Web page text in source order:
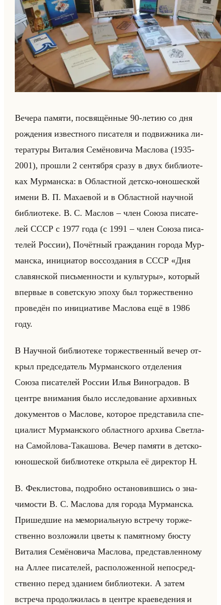
Ве­че­ра па­мя­ти, по­свя­щён­ные 90-летию со дня
рож­де­ния из­вест­но­го пи­са­те­ля и по­движ­ни­ка ли­
те­ра­ту­ры Ви­та­лия Се­мё­но­ви­ча Мас­ло­ва (1935-
2001), про­шли 2 сен­тяб­ря сразу в двух биб­лио­те­
ках Мур­ман­ска: в Об­ласт­ной дет­ско-юно­ше­ской
имени В. П. Ма­ха­евой и в Об­ласт­ной на­уч­ной
биб­лио­те­ке. В. С. Мас­лов – член Союза пи­са­те­
лей СССР с 1977 года (с 1991 – член Союза пи­са­
те­лей Рос­сии), По­чёт­ный граж­да­нин го­ро­да Мур­
ман­ска, ини­ци­атор вос­со­зда­ния в СССР «Дня
славянской письменности и культуры», ко­то­рый
впер­вые в со­вет­скую эпоху был тор­же­ствен­но
про­ве­дён по ини­ци­ати­ве Мас­ло­ва ещё в 1986
году.
В На­уч­ной биб­лио­те­ке тор­же­ствен­ный вечер от­
крыл пред­се­да­тель Мур­ман­ско­го от­де­ле­ния
Союза пи­са­те­лей Рос­сии Илья Ви­но­гра­дов. В
цен­тре вни­ма­ния было ис­сле­до­ва­ние ар­хив­ных
до­ку­мен­тов о Мас­ло­ве, ко­то­рое пред­ста­ви­ла спе­
ци­алист Мур­ман­ско­го об­ласт­но­го ар­хи­ва Свет­ла­
на Са­мойло­ва-Та­ка­шо­ва. Вечер па­мя­ти в дет­ско-
юно­ше­ской биб­лио­те­ке от­кры­ла её ди­рек­тор Н.
В. Фек­ли­сто­ва, по­дроб­но оста­но­вив­шись о зна­
чи­мо­сти В. С. Мас­ло­ва для го­ро­да Мур­ман­ска.
При­шед­шие на ме­мо­ри­альную встре­чу тор­же­
ствен­но воз­ло­жи­ли цветы к па­мят­но­му бюсту
Ви­та­лия Се­мё­но­ви­ча Мас­ло­ва, пред­став­лен­но­му
на Аллее пи­са­те­лей, рас­по­ло­жен­ной непо­сред­
ствен­но перед зда­ни­ем биб­лио­те­ки. А затем
встре­ча про­дол­жи­лась в цен­тре кра­еве­де­ния и